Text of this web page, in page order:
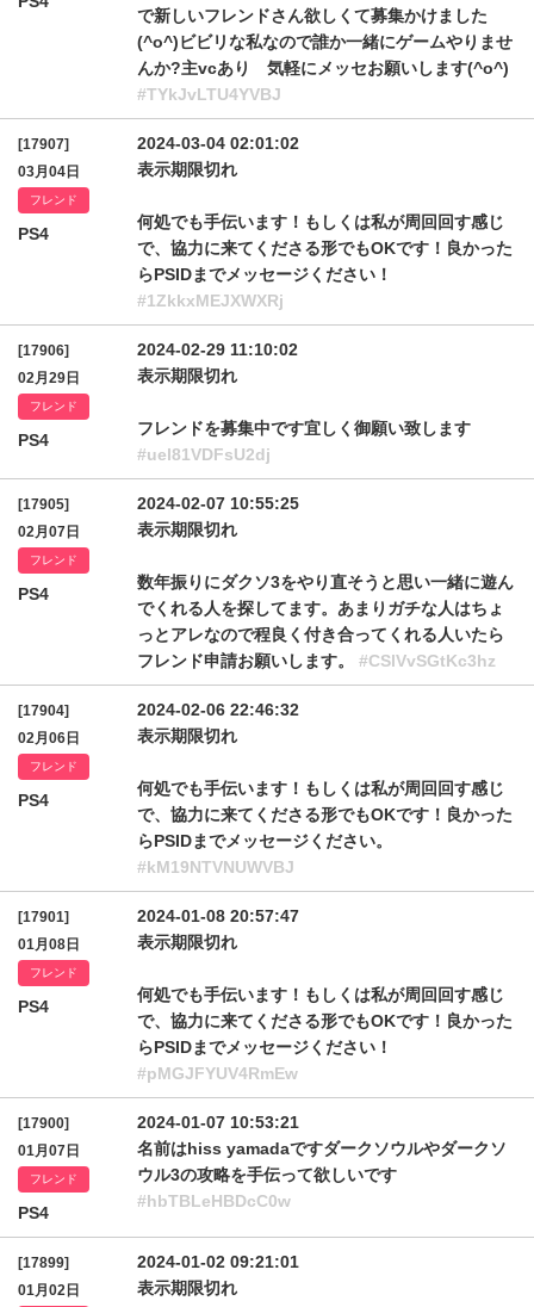
で新しいフレンドさん欲しくて募集かけました
(^o^)ビビリな私なので誰か一緒にゲームやりませ
んか?主vcあり 気軽にメッセお願いします(^o^)
#TYkJvLTU4YVBJ
[17907]
03月04日
フレンド
PS4
2024-03-04 02:01:02
表示期限切れ
何処でも手伝います！もしくは私が周回回す感じ
で、協力に来てくださる形でもOKです！良かった
らPSIDまでメッセージください！
#1ZkkxMEJXWXRj
[17906]
02月29日
フレンド
PS4
2024-02-29 11:10:02
表示期限切れ
フレンドを募集中です宜しく御願い致します
#uel81VDFsU2dj
[17905]
02月07日
フレンド
PS4
2024-02-07 10:55:25
表示期限切れ
数年振りにダクソ3をやり直そうと思い一緒に遊ん
でくれる人を探してます。あまりガチな人はちょ
っとアレなので程良く付き合ってくれる人いたら
フレンド申請お願いします。 #CSlVvSGtKc3hz
[17904]
02月06日
フレンド
PS4
2024-02-06 22:46:32
表示期限切れ
何処でも手伝います！もしくは私が周回回す感じ
で、協力に来てくださる形でもOKです！良かった
らPSIDまでメッセージください。
#kM19NTVNUWVBJ
[17901]
01月08日
フレンド
PS4
2024-01-08 20:57:47
表示期限切れ
何処でも手伝います！もしくは私が周回回す感じ
で、協力に来てくださる形でもOKです！良かった
らPSIDまでメッセージください！
#pMGJFYUV4RmEw
[17900]
01月07日
フレンド
PS4
2024-01-07 10:53:21
名前はhiss yamadaですダークソウルやダークソ
ウル3の攻略を手伝って欲しいです
#hbTBLeHBDcC0w
[17899]
01月02日
2024-01-02 09:21:01
表示期限切れ